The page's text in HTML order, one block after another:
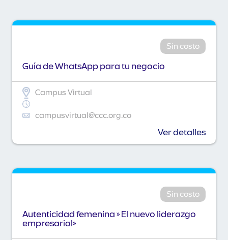
Sin costo
Guía de WhatsApp para tu negocio
Campus Virtual
campusvirtual@ccc.org.co
Ver detalles
Sin costo
Autenticidad femenina » El nuevo liderazgo
empresarial»